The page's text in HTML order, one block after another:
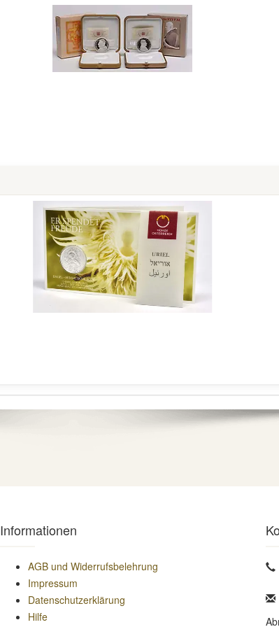
Informationen
AGB und Widerrufsbelehrung
Impressum
Datenschutzerklärung
Hilfe